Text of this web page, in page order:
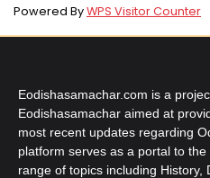
Powered ByWPS Visitor Counter
Eodishasamachar.com is a
Eodishasamachar aimed at
most recent updates regarding
platform serves as a portal to
range of topics including History,